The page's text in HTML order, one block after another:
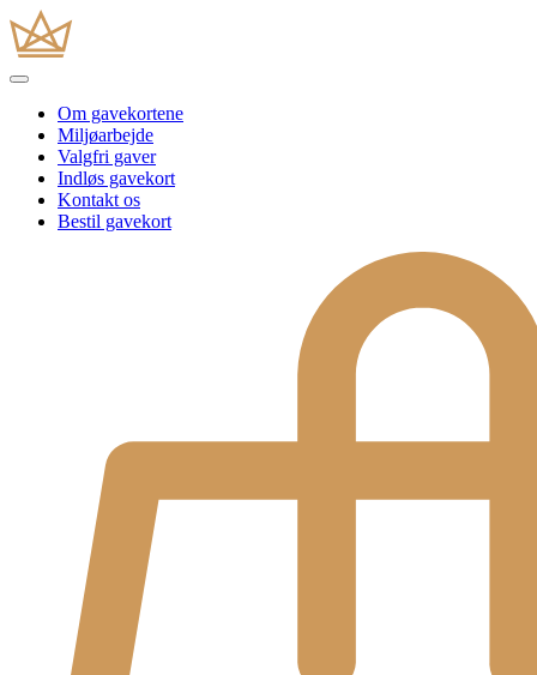
Om gavekortene
Miljøarbejde
Valgfri gaver
Indløs gavekort
Kontakt os
Bestil gavekort